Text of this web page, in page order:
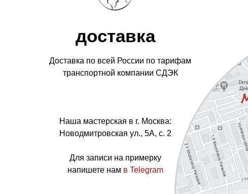
Доставка по всей России по тарифам
транспортной компании СДЭК
доставка
Наша мастерская в г. Москва:
Новодмитровская ул., 5А, с. 2
Для записи на примерку
напишете нам в Telegram